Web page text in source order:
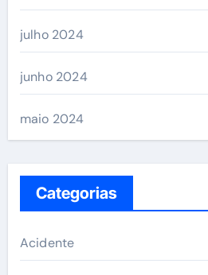
julho 2024
junho 2024
maio 2024
Categorias
Acidente